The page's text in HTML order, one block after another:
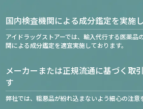
国内検査機関による成分鑑定を実施
アイドラッグストアーでは、輸入代行する医薬品
関による成分鑑定を適宜実施しております。
メーカーまたは正規流通に基づく取
す
弊社では、粗悪品が紛れ込まないよう細心の注意